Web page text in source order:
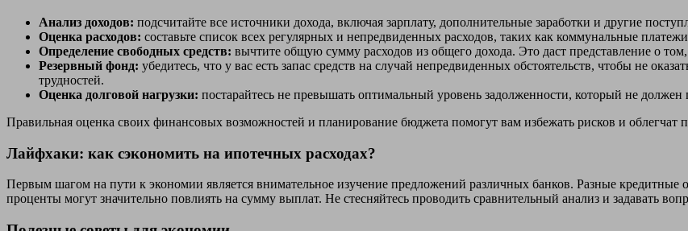
Анализ доходов: подсчитайте все источники дохода, включая зарплату, дополнительные заработки и другие
Оценка расходов: составьте список всех регулярных и непредвиденных расходов, таких как коммунальные
Определение свободных средств: вычтите общую сумму расходов из общего дохода. Это даст представление о
Резервный фонд: убедитесь, что у вас есть запас средств на случай непредвиденных обстоятельств, чтобы не
трудностей.
Оценка долговой нагрузки: постарайтесь не превышать оптимальный уровень задолженности, который не
Правильная оценка своих финансовых возможностей и планирование бюджета помогут вам избежать рисков и облегчат
Лайфхаки: как сэкономить на ипотечных расходах?
Первым шагом на пути к экономии является внимательное изучение предложений различных банков. Разные кредитные
проценты могут значительно повлиять на сумму выплат. Не стесняйтесь проводить сравнительный анализ и задавать